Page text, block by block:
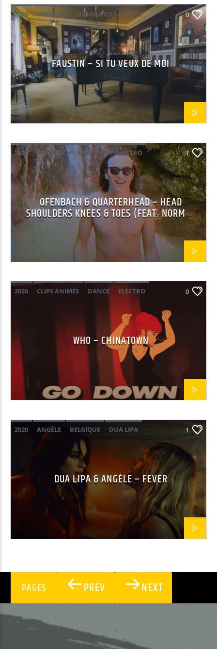
2020 FRANÇAIS
NOUVEAUX TALENTS
POP
0
FAUSTIN – SI TU VEUX DE MOI
2020 OFENBACH POP POP ELECTRO 1
OFENBACH & QUARTERHEAD – HEAD
SHOULDERS KNEES & TOES (FEAT. NORMA
JEAN MARTINE)
2020 CLIPS ANIMÉS DANCE
ELECTRO
0
WH0 – CHINATOWN
2020 ANGÈLE BELGIQUE
DUA LIPA
FRANÇAIS
MAINSQUARE FESTIVAL 2022
1
DUA LIPA & ANGÈLE – FEVER
PAGES PREV NEXT